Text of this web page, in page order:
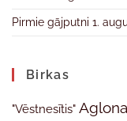
Pirmie gājputni 1.
Birkas
"Vēstnesītis" Aglona